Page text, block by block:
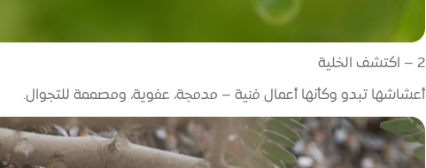
2 – اكتشف الخلية
أعشاشها تبدو وكأنها أعمال فنية – مدمجة، عفوية، ومصممة للتجوال.